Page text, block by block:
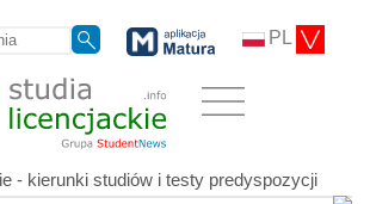
PL
- kierunki studiów i testy predyspozycji